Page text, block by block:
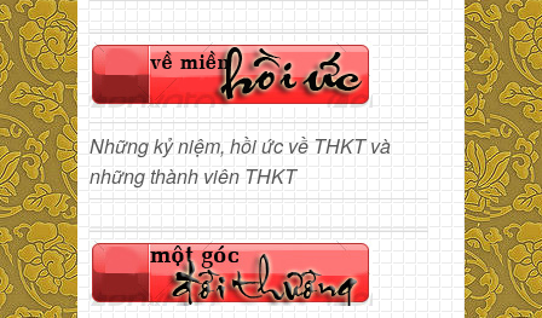
Những kỷ niệm, hồi ức về THKT và
những thành viên THKT